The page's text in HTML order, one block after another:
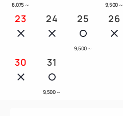
8,075 ～ 9,500 ～
23 24 25
9,500 ～
26
30 31
9,500 ～